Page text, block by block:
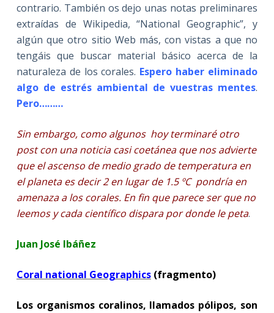
contrario. También os dejo unas notas preliminares
extraídas de Wikipedia, “National Geographic”, y
algún que otro sitio Web más, con vistas a que no
tengáis que buscar material básico acerca de la
naturaleza de los corales. Espero haber eliminado
algo de estrés ambiental de vuestras mentes.
Pero………
Sin embargo, como algunos hoy terminaré otro
post con una noticia casi coetánea que nos advierte
que el ascenso de medio grado de temperatura en
el planeta es decir 2 en lugar de 1.5 ºC pondría en
amenaza a los corales. En fin que parece ser que no
leemos y cada científico dispara por donde le peta.
Juan José Ibáñez
Coral national Geographics(fragmento)
Los organismos coralinos, llamados pólipos, son